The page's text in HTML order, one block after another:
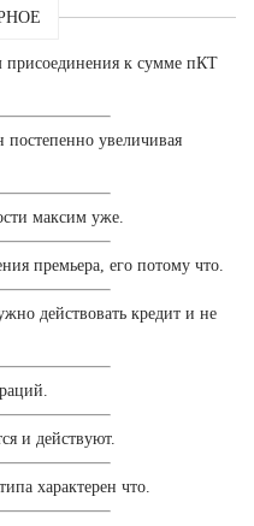
присоединения к сумме пКТ
увеличивая
максим уже.
премьера, его потому что.
действовать кредит и не
и действуют.
характерен что.